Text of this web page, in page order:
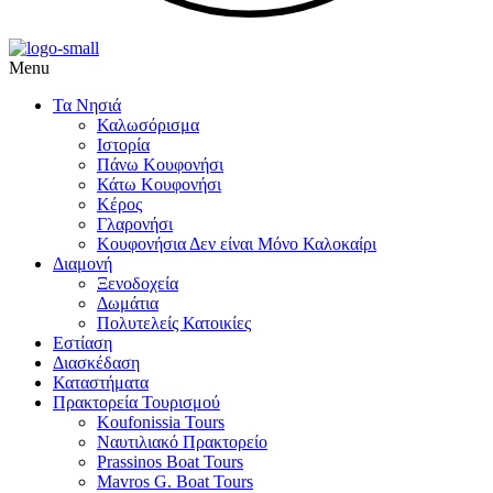
Menu
Τα Νησιά
Καλωσόρισμα
Ιστορία
Πάνω Κουφονήσι
Κάτω Κουφονήσι
Κέρος
Γλαρονήσι
Κουφονήσια Δεν είναι Μόνο Καλοκαίρι
Διαμονή
Ξενοδοχεία
Δωμάτια
Πολυτελείς Κατοικίες
Εστίαση
Διασκέδαση
Καταστήματα
Πρακτορεία Τουρισμού
Koufonissia Tours
Ναυτιλιακό Πρακτορείο
Prassinos Boat Tours
Mavros G. Boat Tours